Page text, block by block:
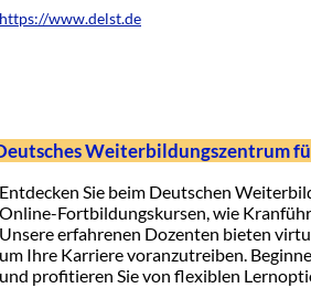
https://www.delst.de
Weiterbildungszentrum
Entdecken Sie beim Deutschen
Online-Fortbildungskursen, wie
Unsere erfahrenen Dozenten bieten
um Ihre Karriere voranzutreiben.
und profitieren Sie von flexiblen